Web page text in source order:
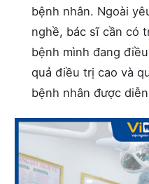
bệnh nhân. Ngoài
nghề, bác sĩ cần có
bệnh mình đang
quả điều trị cao và
bệnh nhân được